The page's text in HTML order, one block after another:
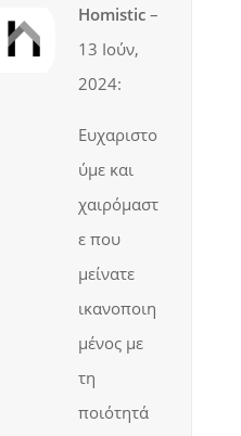
Homistic –
13 Ιούν,
2024:
Ευχαριστο
ύμε και
χαιρόμαστ
ε που
μείνατε
ικανοποιη
μένος με
τη
ποιότητά